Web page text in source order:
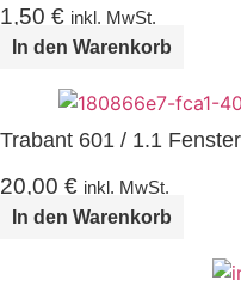
1,50 € inkl. MwSt.
In den Warenkorb
Trabant 601 / 1.1
20,00 € inkl. MwSt.
In den Warenkorb